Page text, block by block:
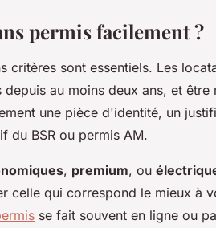
permis facilement ?
critères sont essentiels. Les
au moins deux ans, et être
une pièce d'identité, un
du BSR ou permis AM.
, premium, ou
celle qui correspond le mieux à
se fait souvent en ligne ou